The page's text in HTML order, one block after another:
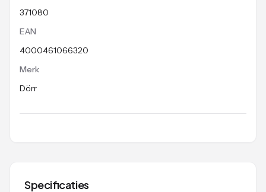
371080
EAN
4000461066320
Merk
Dörr
Specificaties